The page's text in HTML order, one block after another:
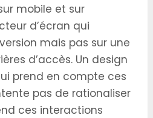
mobile et sur
d’écran qui
mais pas sur une
d’accès. Un design
prend en compte ces
pas de rationaliser
ces interactions